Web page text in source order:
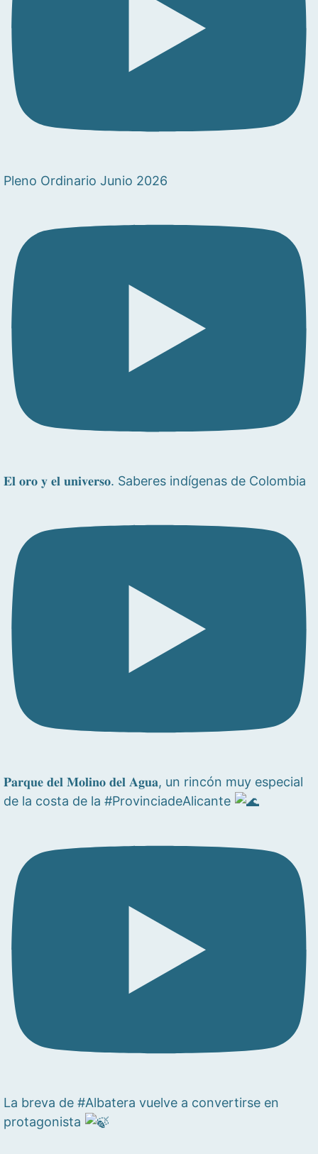
Pleno Ordinario Junio 2026
𝐄𝐥 𝐨𝐫𝐨 𝐲 𝐞𝐥 𝐮𝐧𝐢𝐯𝐞𝐫𝐬𝐨. Saberes indígenas de Colombia
𝐏𝐚𝐫𝐪𝐮𝐞 𝐝𝐞𝐥 𝐌𝐨𝐥𝐢𝐧𝐨 𝐝𝐞𝐥 𝐀𝐠𝐮𝐚, un rincón muy especial
de la costa de la #ProvinciadeAlicante
La breva de #Albatera vuelve a convertirse en
protagonista